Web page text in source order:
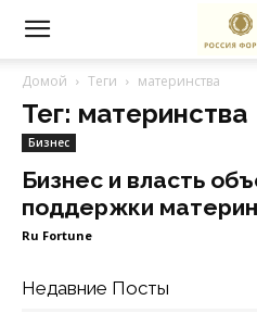
Домой Теги материнства
Тег: материнства
Бизнес
Бизнес и власть
поддержки
Ru Fortune
Недавние Посты